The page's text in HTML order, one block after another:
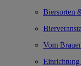
Biersorten
Vom
Einrichtung